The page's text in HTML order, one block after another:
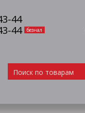
44
44 безнал